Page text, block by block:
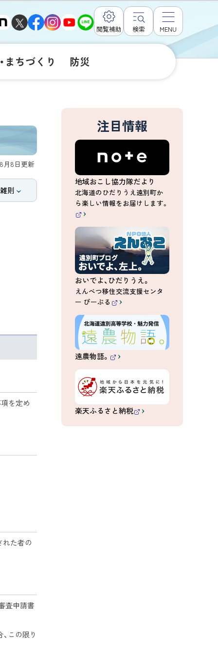
閲覧補助 検索 MENU
まちづくり 防災
月8日 更新
則
を定め
れた者の
査申請書
この限り
注目情報
地域おこし協力隊だより
北海道のひだりうえ遠別町か
ら楽しい情報をお届けします。
外
部
サ
イ
ト
おいでよ、ひだりうえ。
えんべつ移住交流支援センタ
ー ぴーぷる
外
部
サ
イ
ト
）
遠農物語。
外
部
サ
イ
）
楽天ふるさと納税
外